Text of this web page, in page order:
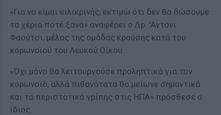
«Για να είμαι ειλικρινής, εκτιμώ ότι δεν θα δώσουμε
τα χέρια ποτέ ξανά» αναφέρει ο Δρ. 'Αντονι
Φαούτσι, μέλος της ομάδας κρούσης κατά του
κορωνοϊού του Λευκού Οίκου.
«Όχι μόνο θα λειτουργούσε προληπτικά για τον
κορωνοϊό, αλλά πιθανότατα θα μείωνε σημαντικά
και τα περιστατικά γρίπης στις ΗΠΑ» πρόσθεσε ο
ίδιος.